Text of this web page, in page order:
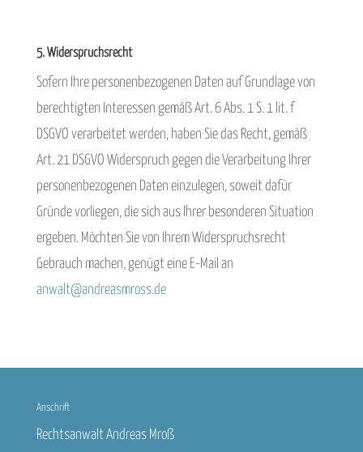
5. Widerspruchsrecht
Sofern Ihre personenbezogenen Daten auf Grundlage von
berechtigten Interessen gemäß Art. 6 Abs. 1 S. 1 lit. f
DSGVO verarbeitet werden, haben Sie das Recht, gemäß
Art. 21 DSGVO Widerspruch gegen die Verarbeitung Ihrer
personenbezogenen Daten einzulegen, soweit dafür
Gründe vorliegen, die sich aus Ihrer besonderen Situation
ergeben. Möchten Sie von Ihrem Widerspruchsrecht
Gebrauch machen, genügt eine E-Mail an
anwalt@andreasmross.de
Anschrift
Rechtsanwalt Andreas Mroß